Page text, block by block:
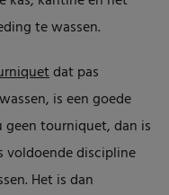
te wassen.
dat pas
is een goede
geen tourniquet, dan is
voldoende discipline
Het is dan